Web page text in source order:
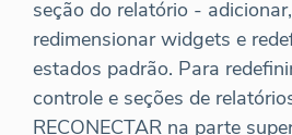
seção do relatório -
redimensionar widgets e
estados padrão. Para
controle e seções de
RECONECTAR na parte